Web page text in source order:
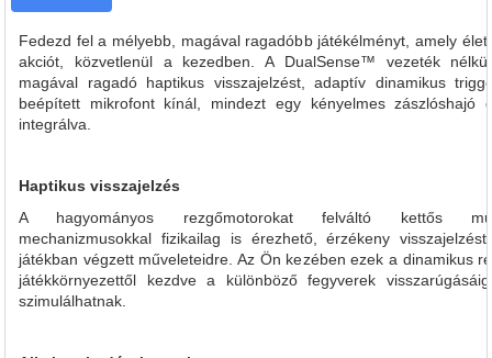
Fedezd fel a mélyebb, magával ragadóbb játékélményt, amely
akciót, közvetlenül a kezedben. A DualSense™ vezeték
magával ragadó haptikus visszajelzést, adaptív dinamikus
beépített mikrofont kínál, mindezt egy kényelmes zászlóshajó
integrálva.
Haptikus visszajelzés
A hagyományos rezgőmotorokat felváltó kettős
mechanizmusokkal fizikailag is érezhető, érzékeny
játékban végzett műveleteidre. Az Ön kezében ezek a dinamikus
játékkörnyezettől kezdve a különböző fegyverek
szimulálhatnak.